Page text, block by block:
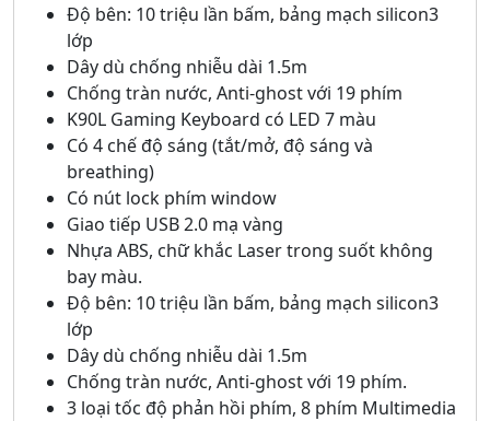
Độ bên: 10 triệu lần bấm, bảng mạch silicon3
lớp
Dây dù chống nhiễu dài 1.5m
Chống tràn nước, Anti-ghost với 19 phím
K90L Gaming Keyboard có LED 7 màu
Có 4 chế độ sáng (tắt/mở, độ sáng và
breathing)
Có nút lock phím window
Giao tiếp USB 2.0 mạ vàng
Nhựa ABS, chữ khắc Laser trong suốt không
bay màu.
Độ bên: 10 triệu lần bấm, bảng mạch silicon3
lớp
Dây dù chống nhiễu dài 1.5m
Chống tràn nước, Anti-ghost với 19 phím.
3 loại tốc độ phản hồi phím, 8 phím Multimedia